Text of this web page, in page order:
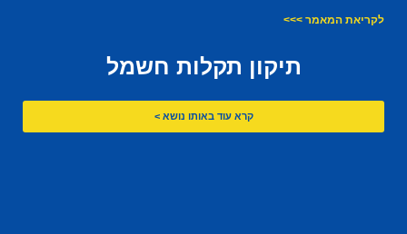
לקריאת המאמר >>>
תיקון תקלות חשמל
קרא עוד באותו נושא >